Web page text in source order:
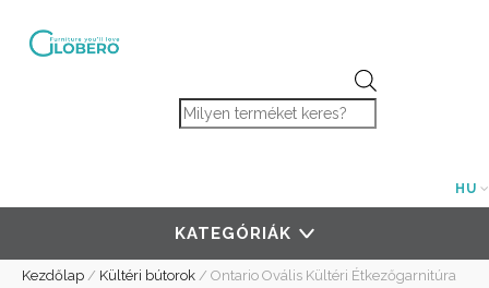
Products search
HU
KATEGÓRIÁK
Kezdőlap / Kültéri bútorok / Ontario Ovális Kültéri Étkezőgarnitúra